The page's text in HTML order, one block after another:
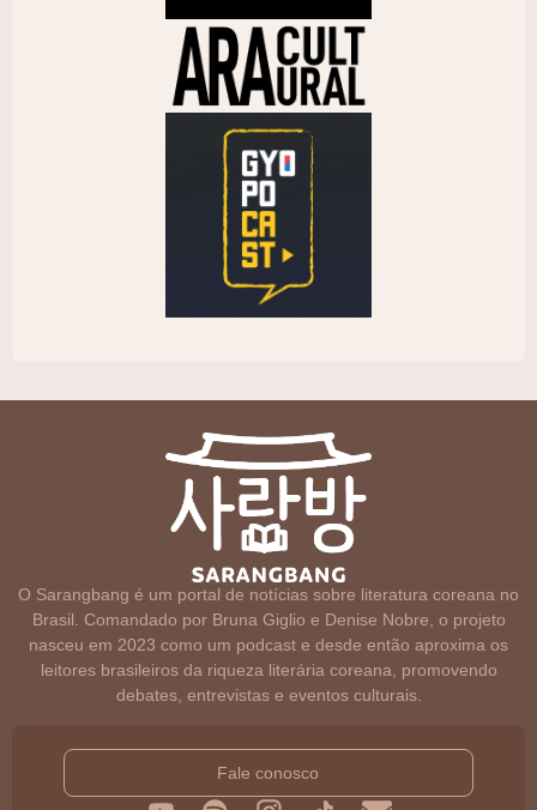
O Sarangbang é um portal de notícias sobre literatura coreana no
Brasil. Comandado por Bruna Giglio e Denise Nobre, o projeto
nasceu em 2023 como um podcast e desde então aproxima os
leitores brasileiros da riqueza literária coreana, promovendo
debates, entrevistas e eventos culturais.
Fale conosco